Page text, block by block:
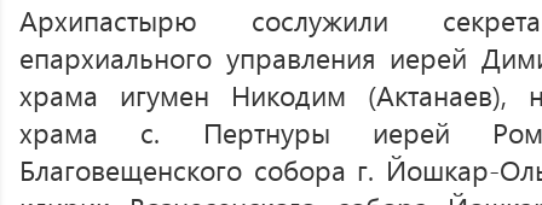
Архипастырю сослужили
епархиального управления иерей
храма игумен Никодим (Актанаев),
храма с. Пертнуры иерей
Благовещенского собора г. Йошкар-